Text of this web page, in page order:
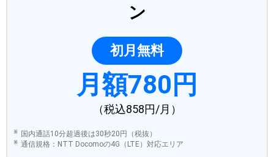
ン
初月無料
月額780円
（税込858円/月）
国内通話10分超過後は30秒20円（税抜）
通信規格：NTT Docomoの4G（LTE）対応エリア